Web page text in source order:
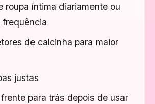
roupa íntima diariamente ou
frequência
de calcinha para maior
justas
para trás depois de usar